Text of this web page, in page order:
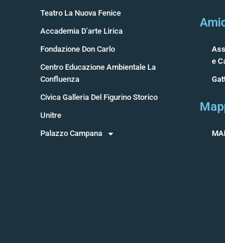
Teatro La Nuova Fenice
Accademia D’arte Lirica
Fondazione Don Carlo
Centro Educazione Ambientale La
Confluenza
Civica Galleria Del Figurino Storico
Unitre
Palazzo Campana
e